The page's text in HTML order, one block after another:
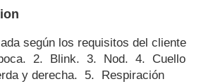
según los requisitos del cliente
2. Blink. 3. Nod. 4. Cuello
y derecha. 5. Respiración